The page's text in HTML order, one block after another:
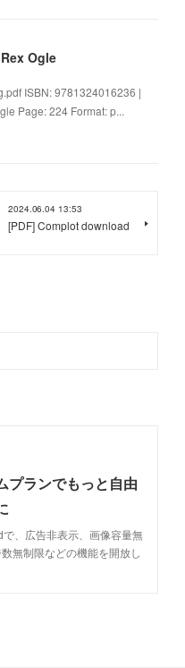
Ogle
ISBN: 9781324016236 |
Page: 224 Format: p...
2024.06.04 13:53
[PDF] Complot download
プランでもっと自由
、広告非表示、画像容量無
無制限などの機能を開放し